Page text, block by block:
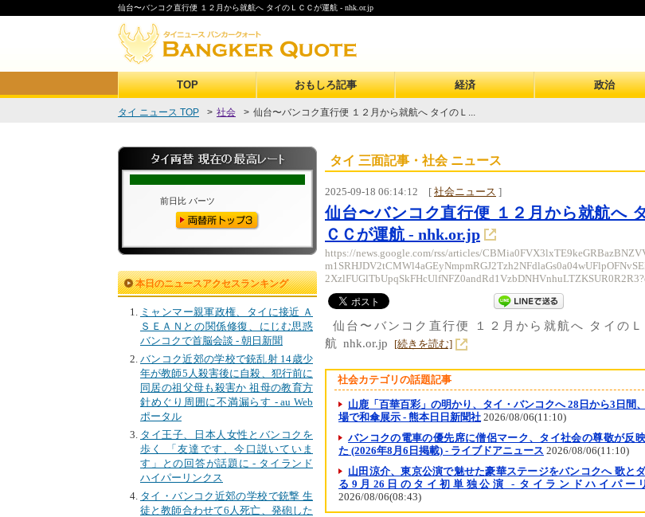
仙台〜バンコク直行便 １２月から就航へ タイのＬＣＣが運航 - nhk.or.jp
TOP おもしろ記事 経済 政治
タイ ニュース TOP > 社会 > 仙台〜バンコク直行便 １２月から就航へ タイのＬ...
本日のニュースアクセスランキング
ミャンマー親軍政権、タイに接近 Ａ
ＳＥＡＮとの関係修復、にじむ思惑
バンコクで首脳会談 - 朝日新聞
バンコク近郊の学校で銃乱射 14歳少
年が教師5人殺害後に自殺、犯行前に
同居の祖父母も殺害か 祖母の教育方
針めぐり周囲に不満漏らす - au Web
ポータル
タイ王子、日本人女性とバンコクを
歩く 「友達です、今口説いていま
す」との回答が話題に - タイランド
ハイパーリンクス
タイ・バンコク近郊の学校で銃撃 生
徒と教師合わせて6人死亡、発砲した
タイ 三面記事・社会 ニュース
2025-09-18 06:14:12 [ 社会ニュース ]
仙台〜バンコク直行便 １２月から就航へ
ＣＣが運航 - nhk.or.jp
https://news.google.com/rss/articles/
仙台〜バンコク直行便 １２月から就航へ タイの
航 nhk.or.jp [続きを読む]
社会カテゴリの話題記事
山鹿「百華百彩」の明かり、タイ・バンコクへ 28日から3日間
場で和傘展示 - 熊本日日新聞社 2026/08/06(11:10)
バンコクの電車の優先席に僧侶マーク、タイ社会の尊敬が反
た (2026年8月6日掲載) - ライブドアニュース 2026/08/06(11:10)
山田涼介、東京公演で魅せた豪華ステージをバンコクへ 歌と
る9月26日のタイ初単独公演 - タイランドハイパー
2026/08/06(08:43)